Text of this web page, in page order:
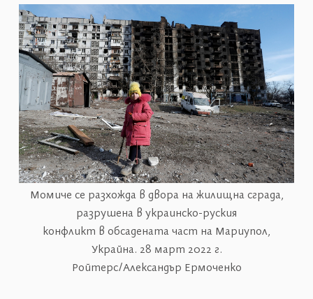
Момиче се разхожда в двора на жилищна сграда,
разрушена в украинско-руския
конфликт в обсадената част на Мариупол,
Украйна. 28 март 2022 г.
Ройтерс/Александър Ермоченко